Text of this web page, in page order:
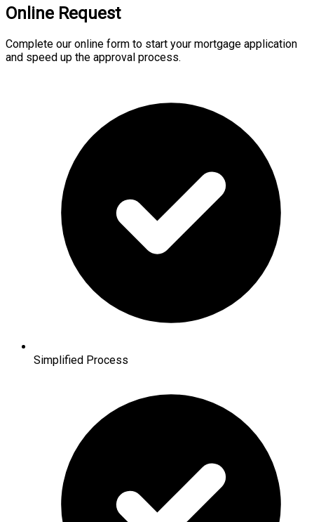
Online Request
Complete our online form to start your mortgage application
and speed up the approval process.
Simplified Process